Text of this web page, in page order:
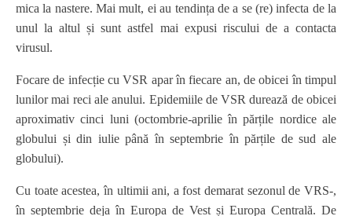
mica la nastere. Mai mult, ei au tendința de a se (re) infecta de la
unul la altul și sunt astfel mai expusi riscului de a contacta
virusul.
Focare de infecție cu VSR apar în fiecare an, de obicei în timpul
lunilor mai reci ale anului. Epidemiile de VSR durează de obicei
aproximativ cinci luni (octombrie-aprilie în părțile nordice ale
globului și din iulie până în septembrie în părțile de sud ale
globului).
Cu toate acestea, în ultimii ani, a fost demarat sezonul de VRS-,
în septembrie deja în Europa de Vest și Europa Centrală. De